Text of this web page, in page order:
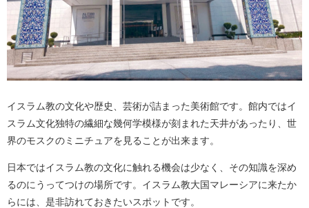
イスラム教の文化や歴史、芸術が詰まった美術館です。館内ではイ
スラム文化独特の繊細な幾何学模様が刻まれた天井があったり、世
界のモスクのミニチュアを見ることが出来ます。
日本ではイスラム教の文化に触れる機会は少なく、その知識を深め
るのにうってつけの場所です。イスラム教大国マレーシアに来たか
らには、是非訪れておきたいスポットです。